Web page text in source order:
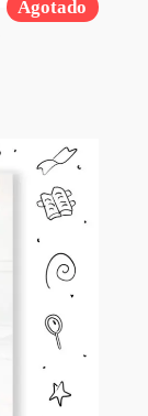
Agotado